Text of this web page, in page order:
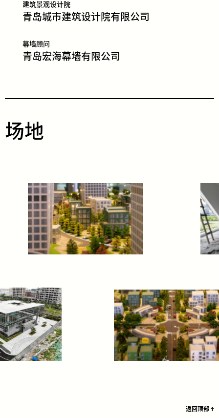
建筑景观设计院
青岛城市建筑设计院有限公司
幕墙顾问
青岛宏海幕墙有限公司
​场​​地​
返回顶部